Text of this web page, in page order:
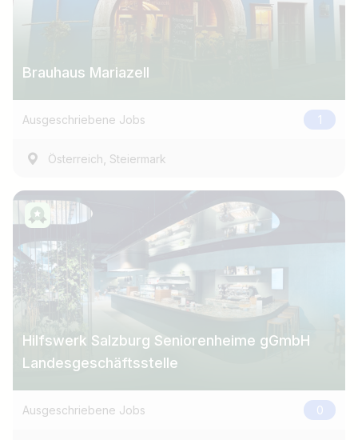
Brauhaus Mariazell
Ausgeschriebene Jobs 1
Österreich, Steiermark
Hilfswerk Salzburg Seniorenheime gGmbH
Landesgeschäftsstelle
Ausgeschriebene Jobs 0